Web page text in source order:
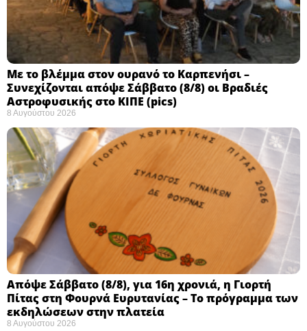
Με το βλέμμα στον ουρανό το Καρπενήσι –
Συνεχίζονται απόψε Σάββατο (8/8) οι Βραδιές
Αστροφυσικής στο ΚΙΠΕ (pics)
8 Αυγούστου 2026
Απόψε Σάββατο (8/8), για 16η χρονιά, η Γιορτή
Πίτας στη Φουρνά Ευρυτανίας – Το πρόγραμμα των
εκδηλώσεων στην πλατεία
8 Αυγούστου 2026